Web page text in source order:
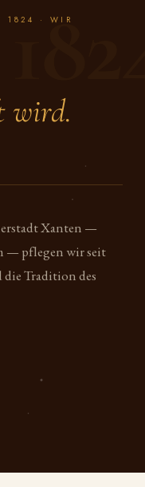
1824 · WIR
wird.
Xanten —
— pflegen wir seit
Tradition des